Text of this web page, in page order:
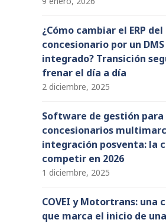
¿Cómo cambiar el ERP del
concesionario por un
integrado? Transición
frenar el día a día
2 diciembre, 2025
Software de gestión para
concesionarios
integración posventa: la
competir en 2026
1 diciembre, 2025
COVEI y Motortrans: una
que marca el inicio de